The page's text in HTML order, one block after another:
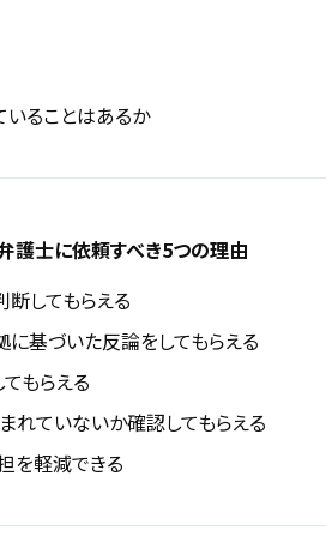
ることはあるか
護士に依頼すべき5つの理由
してもらえる
基づいた反論をしてもらえる
もらえる
ていないか確認してもらえる
を軽減できる